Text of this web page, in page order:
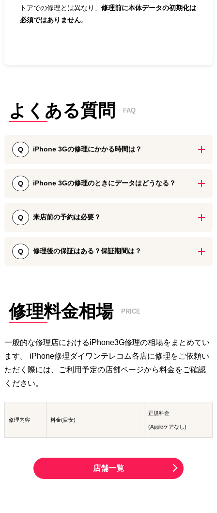
トアでの修理とは異なり、 修理前に本体データの初期化は
必須ではありません。
よくある質問 FAQ
Q iPhone 3Gの修理にかかる時間は？
他パーツ交換修理は30分～60分で承っております。また、水没修理
やリンゴループの復旧修理でも2時間ほどで即日対応が可能です。基
をお返しいたします。 iPhone 3Gはパーツの流通が少なくなってい
るため、店舗にパーツ在庫がない場合がございます。お急ぎの方は
スムーズに修理をご案内することが可能です。
Q iPhone 3Gの修理のときにデータはどうなる？
では、データが消去されることはございません。初期化等を行わ
ず、データそのままで修理を実施できるのがiPhone修理ダイワンテ
う方でも、ご安心して修理をご依頼ください。
Q 来店前の予約は必要？
すめしております。 受付自体はご予約なしでもご利用いただけます
が、修理に必要なパーツの取り寄せが必要になりお引渡しが翌日以
Q 修理後の保証はある？保証期間は？
状がございましたら、保証期間内でしたら無償で再修理いたしま
す。 保証期間は店舗によって異なりますので、ご心配の場合はお近
くのiPhone修理ダイワンテレコム店舗までお問い合わせください。
修理料金相場 PRICE
一般的な修理店におけるiPhone3G修理の相場をまとめてい
ます。 iPhone修理ダイワンテレコム各店に修理をご依頼い
ただく際には、ご利用予定の店舗ページから料金をご確認
ください。
修理内容 料金(目安)
正規料金
(Appleケアなし)
店舗一覧